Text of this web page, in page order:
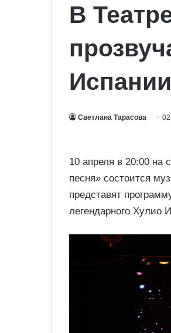
В
Светлана Тарасова
10 апреля в 20:00 на
песня» состоится
представят
легендарного Хулио